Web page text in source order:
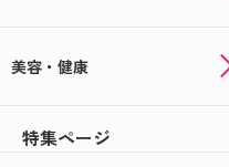
美容・健康
特集ページ